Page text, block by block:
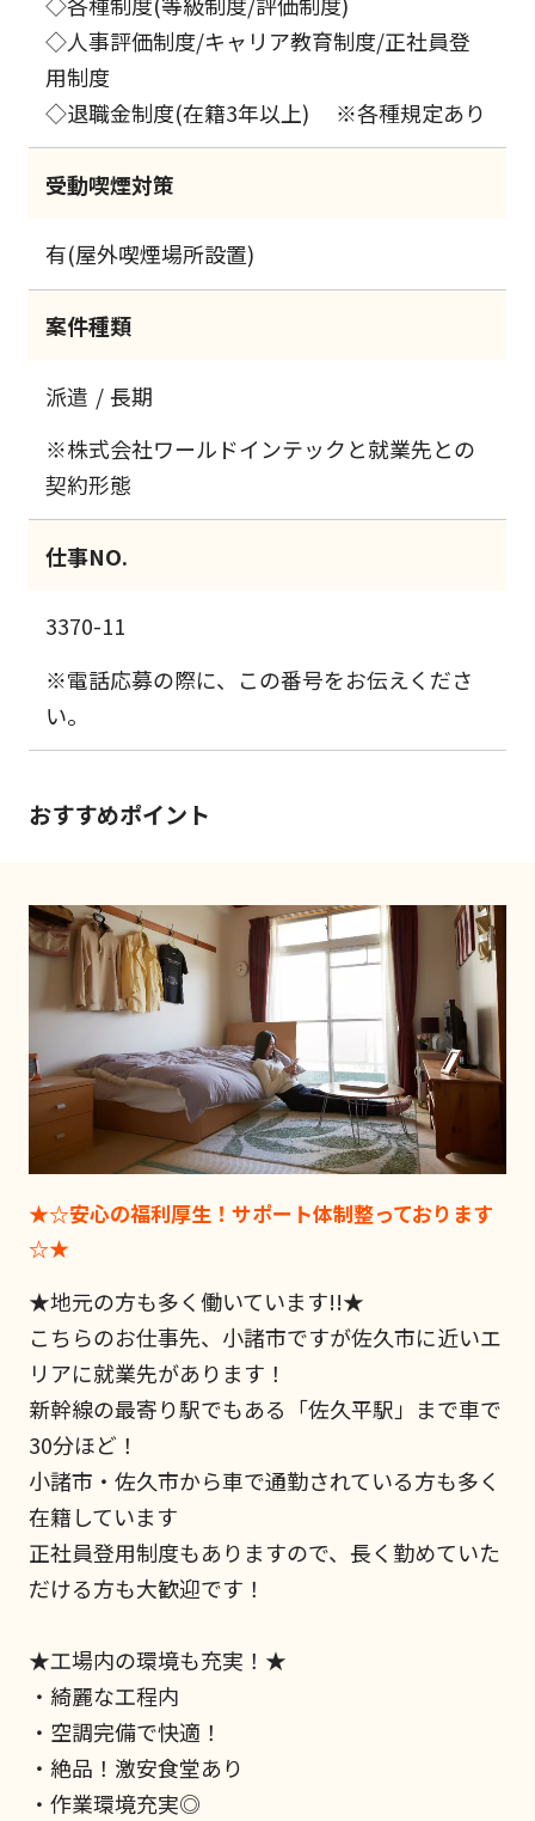
◇人事評価制度/キャリア教育制度/正社員登
用制度
◇退職金制度(在籍3年以上) ※各種規定あり
受動喫煙対策
有(屋外喫煙場所設置)
案件種類
派遣
長期
※株式会社ワールドインテックと就業先との
契約形態
仕事NO.
3370-11
※電話応募の際に、この番号をお伝えくださ
い。
おすすめポイント
★☆安心の福利厚生！サポート体制整っております
☆★
★地元の方も多く働いています!!★
こちらのお仕事先、小諸市ですが佐久市に近いエ
リアに就業先があります！
新幹線の最寄り駅でもある「佐久平駅」まで車で
30分ほど！
小諸市・佐久市から車で通勤されている方も多く
在籍しています
正社員登用制度もありますので、長く勤めていた
だける方も大歓迎です！
★工場内の環境も充実！★
・綺麗な工程内
・空調完備で快適！
・絶品！激安食堂あり
・作業環境充実◎